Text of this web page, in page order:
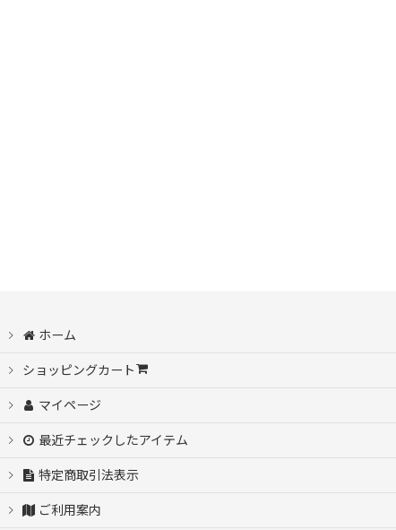
ホーム
ショッピングカート
マイページ
最近チェックしたアイテム
特定商取引法表示
ご利用案内